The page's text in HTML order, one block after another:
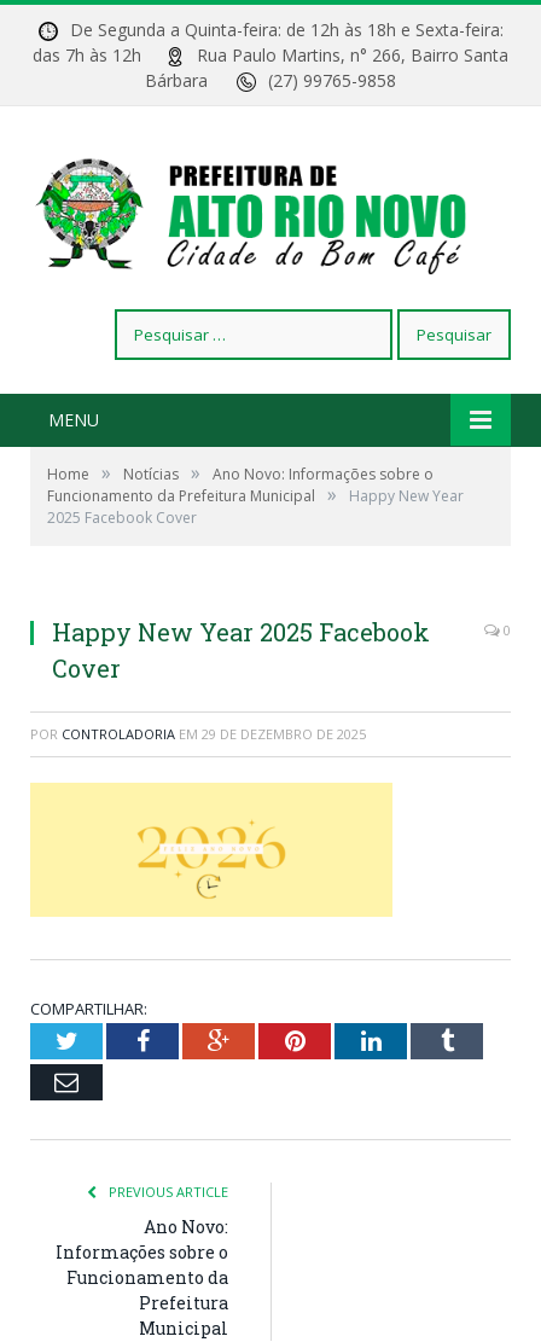
De Segunda a Quinta-feira: de 12h às 18h e Sexta-feira:
das 7h às 12h
Rua Paulo Martins, n° 266, Bairro Santa
Bárbara
(27) 99765-9858
por:
MENU
Home » Notícias »
Ano Novo: Informações sobre o
Funcionamento da Prefeitura Municipal
»
Happy New Year
2025 Facebook Cover
Happy New Year 2025 Facebook
Cover
0
POR CONTROLADORIA EM 29 DE DEZEMBRO DE 2025
COMPARTILHAR:
TwitterFacebookGoogle+PinterestLinkedInTumblr
Email
PREVIOUS ARTICLE
Ano Novo:
Informações sobre o
Funcionamento da
Prefeitura
Municipal